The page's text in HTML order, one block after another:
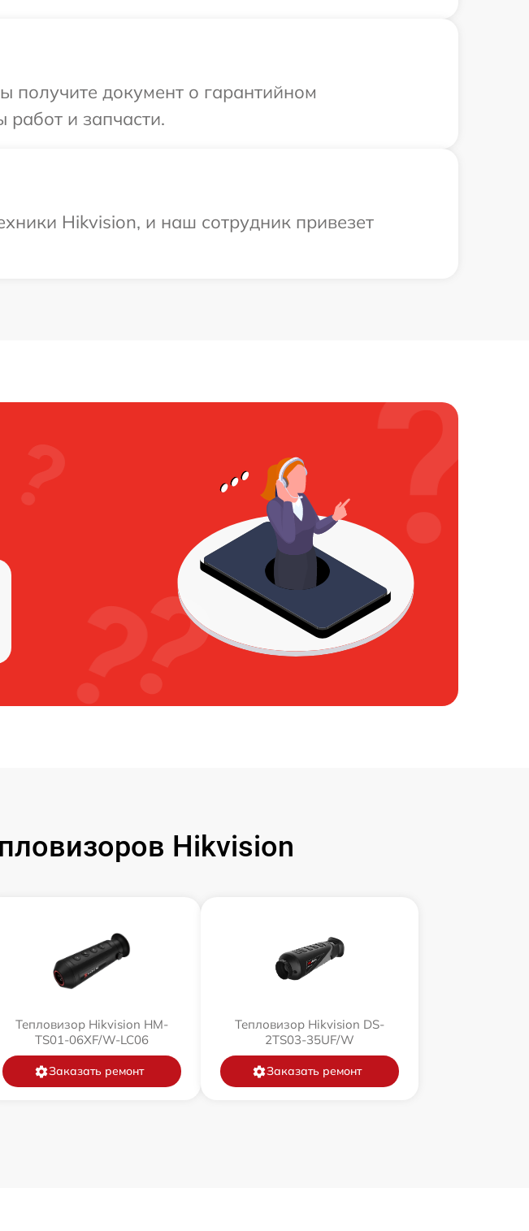
получите документ о гарантийном
и запчасти.
Hikvision, и наш сотрудник привезет
Hikvision
Тепловизор Hikvision HM-
TS01-06XF/W-LC06
Заказать ремонт
Тепловизор Hikvision DS-
2TS03-35UF/W
Заказать ремонт